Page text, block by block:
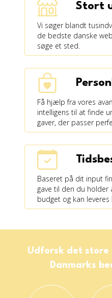
Stort
Vi søger blandt
de bedste danske
søge et sted.
Få hjælp fra vores
intelligens til at finde
gaver, der passer
Baseret på dit input
gave til den du
budget og kan leveres
Udforsk det
Danmarks